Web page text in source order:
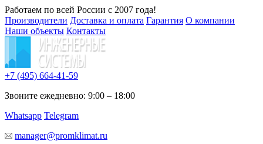
Работаем по всей России с 2007 года!
Производители Доставка и оплата Гарантия О компании
Наши объекты Контакты
+7 (495) 664-41-59
Звоните ежедневно: 9:00 – 18:00
Whatsapp Telegram
manager@promklimat.ru